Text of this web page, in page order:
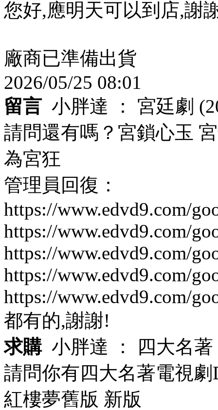
您好,應明天可以到店,謝
廠商已準備出貨
2026/05/25 08:01
留言 小胖達 ： 宮廷劇
請問還有嗎？宮鎖心玉
為宮狂
管理員回復：
https://www.edvd9.com/
https://www.edvd9.com/
https://www.edvd9.com/
https://www.edvd9.com/
https://www.edvd9.com/
都有的,謝謝!
求購 小胖達 ：
四大名著
請問你有四大名著電視
紅樓夢舊版 新版